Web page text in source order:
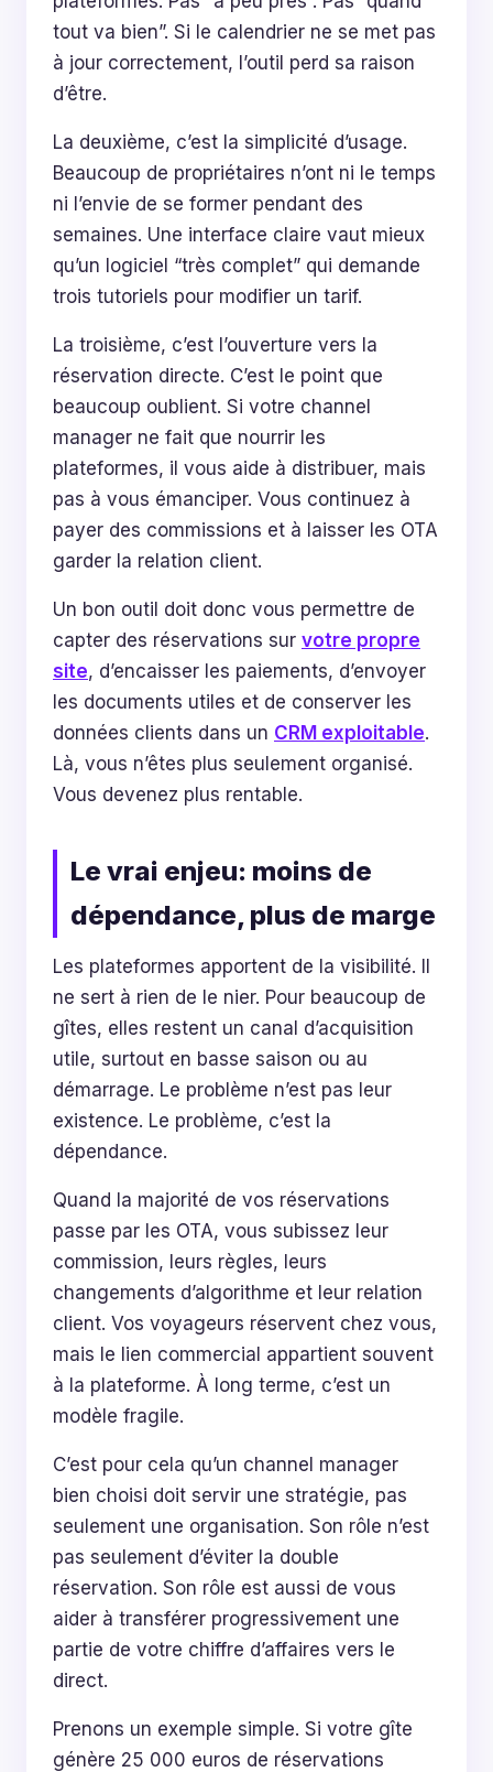
tout va bien”. Si le calendrier ne se met pas
à jour correctement, l’outil perd sa raison
d’être.
La deuxième, c’est la simplicité d’usage.
Beaucoup de propriétaires n’ont ni le temps
ni l’envie de se former pendant des
semaines. Une interface claire vaut mieux
qu’un logiciel “très complet” qui demande
trois tutoriels pour modifier un tarif.
La troisième, c’est l’ouverture vers la
réservation directe. C’est le point que
beaucoup oublient. Si votre channel
manager ne fait que nourrir les
plateformes, il vous aide à distribuer, mais
pas à vous émanciper. Vous continuez à
payer des commissions et à laisser les OTA
garder la relation client.
Un bon outil doit donc vous permettre de
capter des réservations sur votre propre
site, d’encaisser les paiements, d’envoyer
les documents utiles et de conserver les
données clients dans un CRM exploitable.
Là, vous n’êtes plus seulement organisé.
Vous devenez plus rentable.
Le vrai enjeu: moins de
dépendance, plus de marge
Les plateformes apportent de la visibilité. Il
ne sert à rien de le nier. Pour beaucoup de
gîtes, elles restent un canal d’acquisition
utile, surtout en basse saison ou au
démarrage. Le problème n’est pas leur
existence. Le problème, c’est la
dépendance.
Quand la majorité de vos réservations
passe par les OTA, vous subissez leur
commission, leurs règles, leurs
changements d’algorithme et leur relation
client. Vos voyageurs réservent chez vous,
mais le lien commercial appartient souvent
à la plateforme. À long terme, c’est un
modèle fragile.
C’est pour cela qu’un channel manager
bien choisi doit servir une stratégie, pas
seulement une organisation. Son rôle n’est
pas seulement d’éviter la double
réservation. Son rôle est aussi de vous
aider à transférer progressivement une
partie de votre chiffre d’affaires vers le
direct.
Prenons un exemple simple. Si votre gîte
génère 25 000 euros de réservations